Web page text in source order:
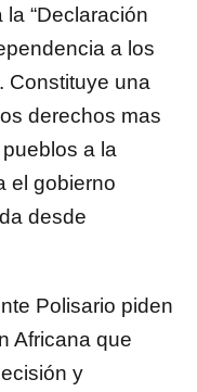
“Declaración
a los
Constituye una
derechos mas
a la
el gobierno
desde
Polisario piden
Africana que
y